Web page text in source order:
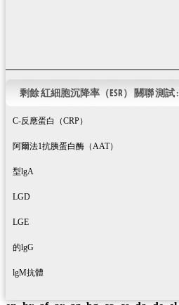
剩餘 紅細胞沉降率（ESR） 關聯 測試 :
C-反應蛋白（CRP）
阿爾法1抗胰蛋白酶（AAT）
型lgA
LGD
LGE
的lgG
lgM抗體